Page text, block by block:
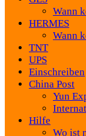
Wann
HERMES
Wann
TNT
UPS
Einschreiben
China Post
Yun
Hilfe
Wo ist